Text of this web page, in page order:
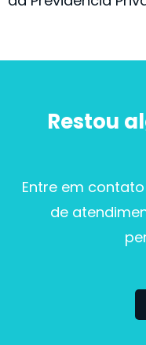
Restou
Entre em
de